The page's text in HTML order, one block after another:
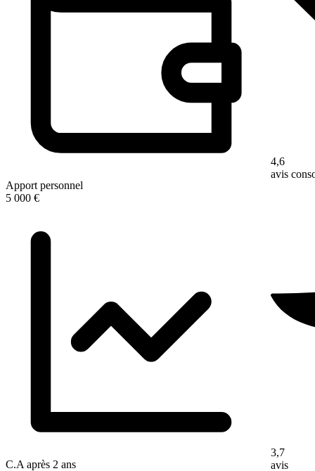
Apport personnel
5 000 €
C.A après 2 ans
4,6
avis
3,7
avis